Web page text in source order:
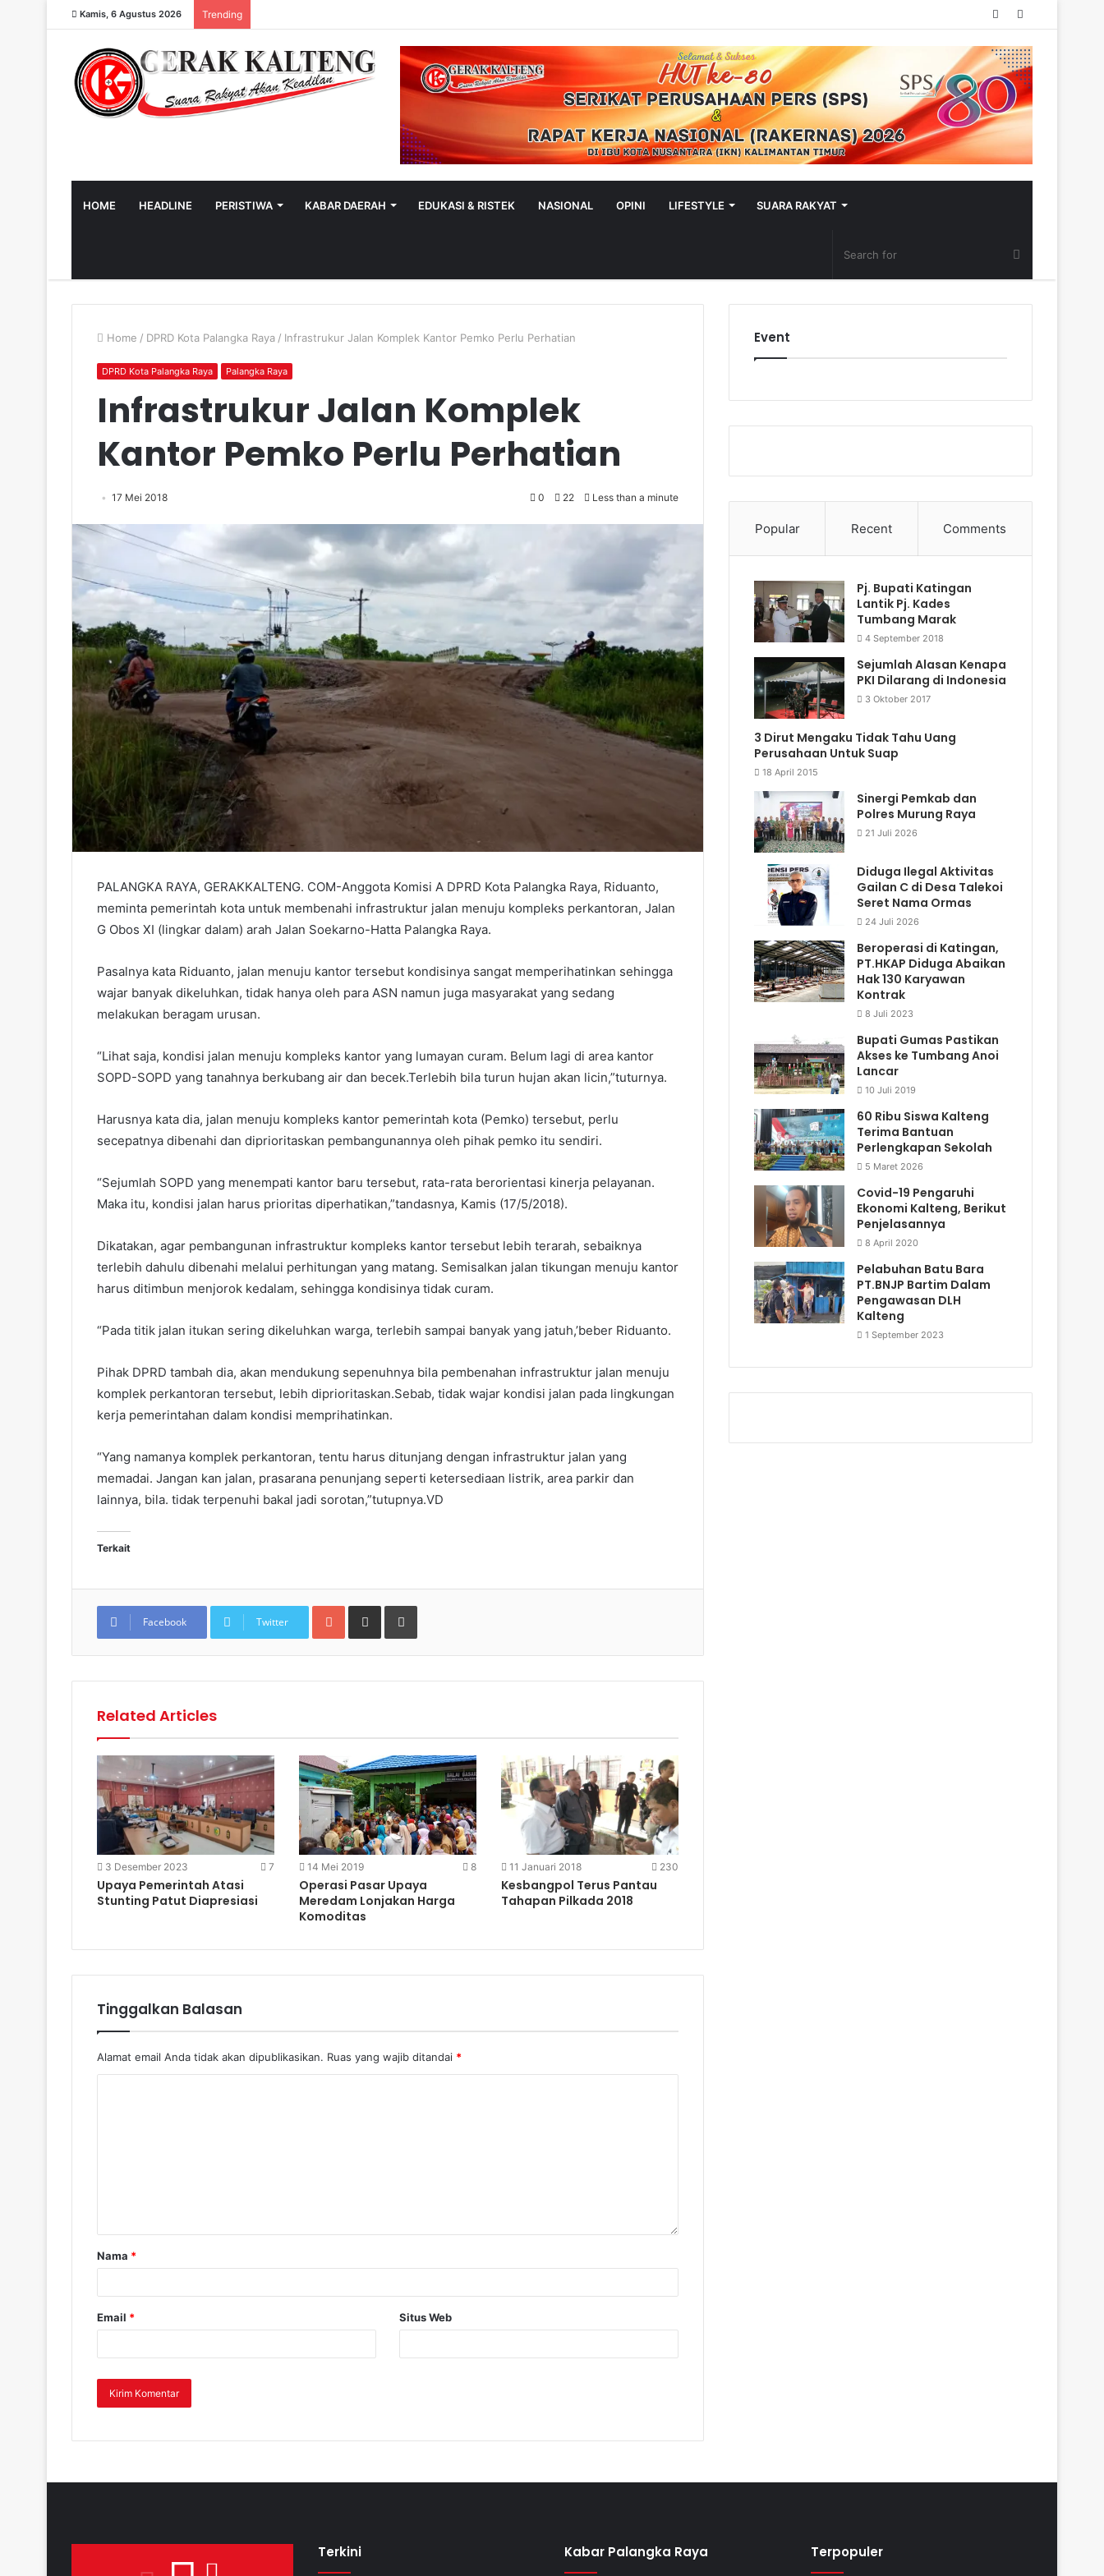
Kamis, 6 Agustus 2026 Trending Random
HOME HEADLINE PERISTIWA KABAR DAERAH EDUKASI & RISTEK NASIONAL OPINI LIFESTYLE SUARA RAKYAT
Home / DPRD Kota Palangka Raya / Infrastrukur Jalan Komplek Kantor Pemko Perlu Perhatian
DPRD Kota Palangka Raya Palangka Raya
Infrastrukur Jalan Komplek
Kantor Pemko Perlu Perhatian
17 Mei 2018 0 22 Less than a minute
PALANGKA RAYA, GERAKKALTENG. COM-Anggota Komisi A DPRD Kota Palangka Raya, Riduanto,
meminta pemerintah kota untuk membenahi infrastruktur jalan menuju kompleks perkantoran, Jalan
G Obos XI (lingkar dalam) arah Jalan Soekarno-Hatta Palangka Raya.
Pasalnya kata Riduanto, jalan menuju kantor tersebut kondisinya sangat memperihatinkan sehingga
wajar banyak dikeluhkan, tidak hanya oleh para ASN namun juga masyarakat yang sedang
melakukan beragam urusan.
“Lihat saja, kondisi jalan menuju kompleks kantor yang lumayan curam. Belum lagi di area kantor
SOPD-SOPD yang tanahnya berkubang air dan becek.Terlebih bila turun hujan akan licin,”tuturnya.
Harusnya kata dia, jalan menuju kompleks kantor pemerintah kota (Pemko) tersebut, perlu
secepatnya dibenahi dan diprioritaskan pembangunannya oleh pihak pemko itu sendiri.
“Sejumlah SOPD yang menempati kantor baru tersebut, rata-rata berorientasi kinerja pelayanan.
Maka itu, kondisi jalan harus prioritas diperhatikan,”tandasnya, Kamis (17/5/2018).
Dikatakan, agar pembangunan infrastruktur kompleks kantor tersebut lebih terarah, sebaiknya
terlebih dahulu dibenahi melalui perhitungan yang matang. Semisalkan jalan tikungan menuju kantor
harus ditimbun menjorok kedalam, sehingga kondisinya tidak curam.
“Pada titik jalan itukan sering dikeluhkan warga, terlebih sampai banyak yang jatuh,’beber Riduanto.
Pihak DPRD tambah dia, akan mendukung sepenuhnya bila pembenahan infrastruktur jalan menuju
komplek perkantoran tersebut, lebih diprioritaskan.Sebab, tidak wajar kondisi jalan pada lingkungan
kerja pemerintahan dalam kondisi memprihatinkan.
“Yang namanya komplek perkantoran, tentu harus ditunjang dengan infrastruktur jalan yang
memadai. Jangan kan jalan, prasarana penunjang seperti ketersediaan listrik, area parkir dan
lainnya, bila. tidak terpenuhi bakal jadi sorotan,”tutupnya.VD
Terkait
Facebook Twitter
Google+Share via Email Print
Related Articles
3 Desember 2023 7
Upaya Pemerintah Atasi
Stunting Patut Diapresiasi
14 Mei 2019 8
Operasi Pasar Upaya
Meredam Lonjakan Harga
Komoditas
11 Januari 2018 230
Kesbangpol Terus Pantau
Tahapan Pilkada 2018
Tinggalkan Balasan
Alamat email Anda tidak akan dipublikasikan. Ruas yang wajib ditandai *
Nama *
Email * Situs Web
Event
Popular Recent Comments
Pj. Bupati Katingan
Lantik Pj. Kades
Tumbang Marak
4 September 2018
Sejumlah Alasan Kenapa
PKI Dilarang di Indonesia
3 Oktober 2017
3 Dirut Mengaku Tidak Tahu Uang
Perusahaan Untuk Suap
18 April 2015
Sinergi Pemkab dan
Polres Murung Raya
21 Juli 2026
Diduga Ilegal Aktivitas
Gailan C di Desa Talekoi
Seret Nama Ormas
24 Juli 2026
Beroperasi di Katingan,
PT.HKAP Diduga Abaikan
Hak 130 Karyawan
Kontrak
8 Juli 2023
Bupati Gumas Pastikan
Akses ke Tumbang Anoi
Lancar
10 Juli 2019
60 Ribu Siswa Kalteng
Terima Bantuan
Perlengkapan Sekolah
5 Maret 2026
Covid-19 Pengaruhi
Ekonomi Kalteng, Berikut
Penjelasannya
8 April 2020
Pelabuhan Batu Bara
PT.BNJP Bartim Dalam
Pengawasan DLH
Kalteng
1 September 2023
Terkini Kabar Palangka Raya Terpopuler